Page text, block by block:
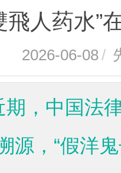
飛人药水”
2026-06-08/
期，中国法
源，“假洋